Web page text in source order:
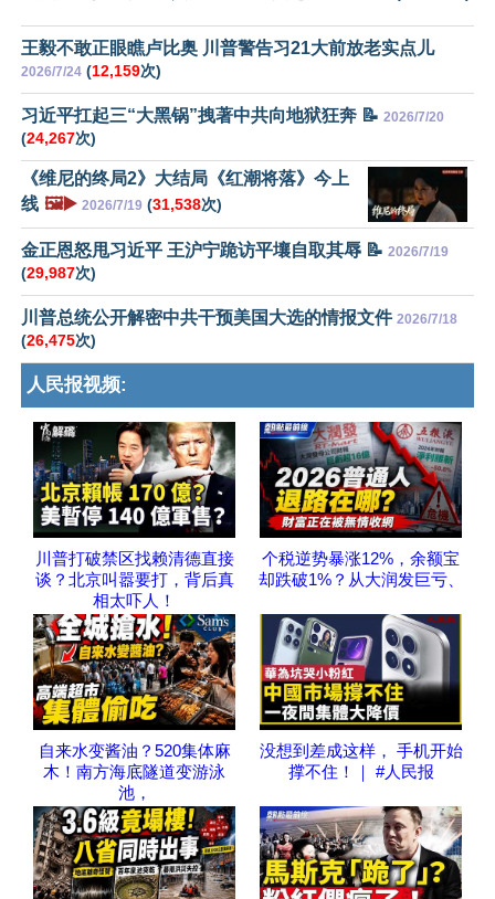
王毅不敢正眼瞧卢比奥 川普警告习21大前放老实点儿
2026/7/24 (12,159次)
习近平扛起三“大黑锅”拽著中共向地狱狂奔 📝 2026/7/20
(24,267次)
《维尼的终局2》大结局《红潮将落》今上
线 🖼️▶️ 2026/7/19 (31,538次)
金正恩怒甩习近平 王沪宁跪访平壤自取其辱 📝 2026/7/19
(29,987次)
川普总统公开解密中共干预美国大选的情报文件 2026/7/18
(26,475次)
人民报视频:
川普打破禁区找赖清德直接
谈？北京叫嚣要打，背后真
相太吓人！
个税逆势暴涨12%，余额宝
却跌破1%？从大润发巨亏、
自来水变酱油？520集体麻
木！南方海底隧道变游泳
池，
没想到差成这样， 手机开始
撑不住！｜ #人民报